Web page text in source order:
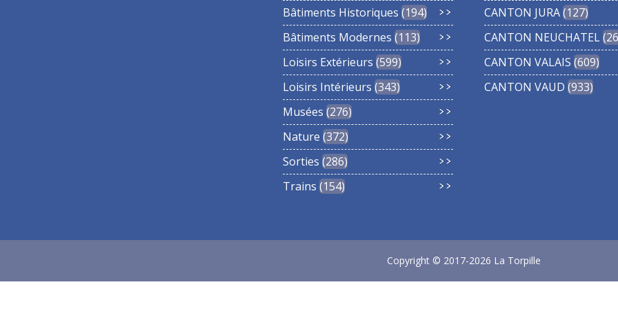
Bâtiments Historiques 194
Bâtiments Modernes 113
Loisirs Extérieurs 599
Loisirs Intérieurs 343
Musées 276
Nature 372
Sorties 286
Trains 154
CANTON JURA 127
CANTON NEUCHATEL
CANTON VALAIS 609
CANTON VAUD 933
Copyright © 2017-2026 La Torpille